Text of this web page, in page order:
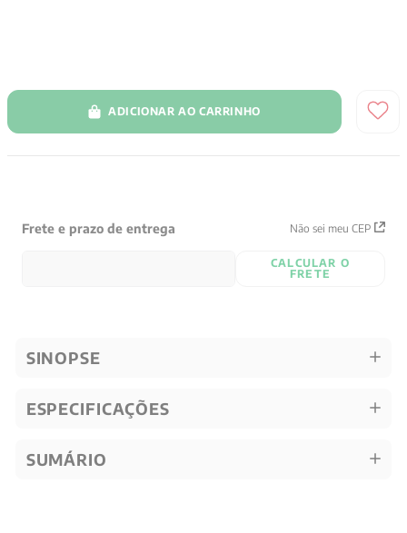
ADICIONAR AO CARRINHO
Frete e prazo de entrega Não sei meu CEP
CALCULAR O
FRETE
SINOPSE
ESPECIFICAÇÕES
SUMÁRIO